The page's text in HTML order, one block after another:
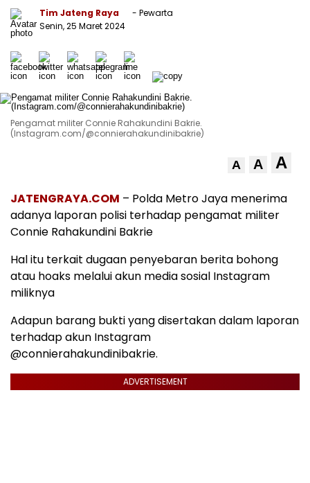
Tim Jateng Raya
- Pewarta
Senin, 25 Maret 2024
Pengamat militer Connie Rahakundini Bakrie.
(Instagram.com/@connierahakundinibakrie)
A A A
JATENGRAYA.COM – Polda Metro Jaya menerima
adanya laporan polisi terhadap pengamat militer
Connie Rahakundini Bakrie
Hal itu terkait dugaan penyebaran berita bohong
atau hoaks melalui akun media sosial Instagram
miliknya
Adapun barang bukti yang disertakan dalam laporan
terhadap akun Instagram
@connierahakundinibakrie.
ADVERTISEMENT